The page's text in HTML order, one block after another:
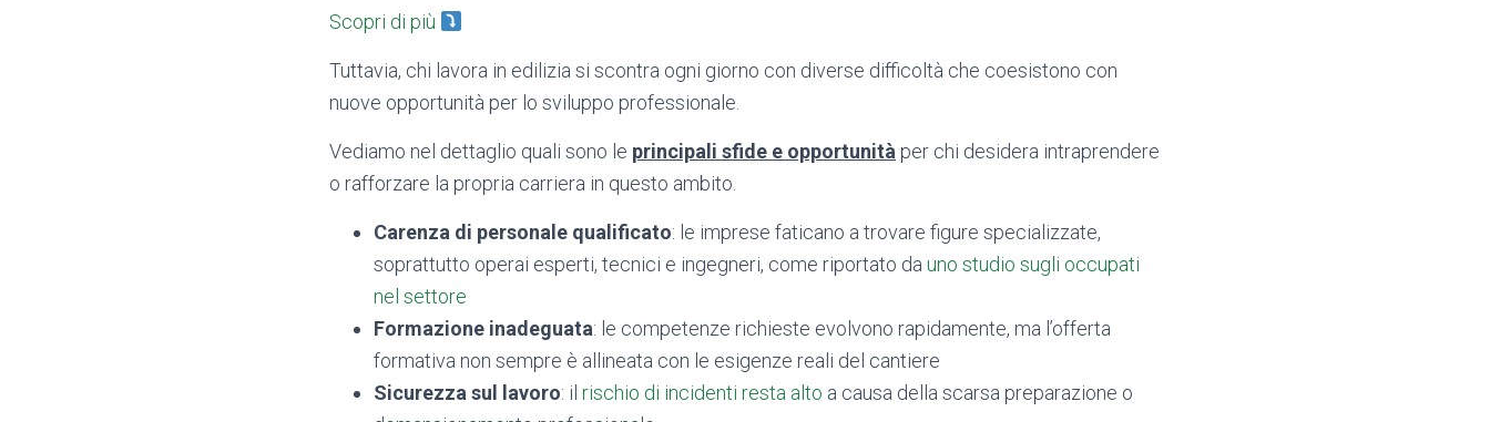
Scopri di più
Tuttavia, chi lavora in edilizia si scontra ogni giorno con diverse difficoltà che coesistono con
nuove opportunità per lo sviluppo professionale.
Vediamo nel dettaglio quali sono le principali sfide e opportunità per chi desidera intraprendere
o rafforzare la propria carriera in questo ambito.
Carenza di personale qualificato: le imprese faticano a trovare figure specializzate,
soprattutto operai esperti, tecnici e ingegneri, come riportato da uno studio sugli occupati
nel settore
Formazione inadeguata: le competenze richieste evolvono rapidamente, ma l’offerta
formativa non sempre è allineata con le esigenze reali del cantiere
Sicurezza sul lavoro: il rischio di incidenti resta alto a causa della scarsa preparazione o